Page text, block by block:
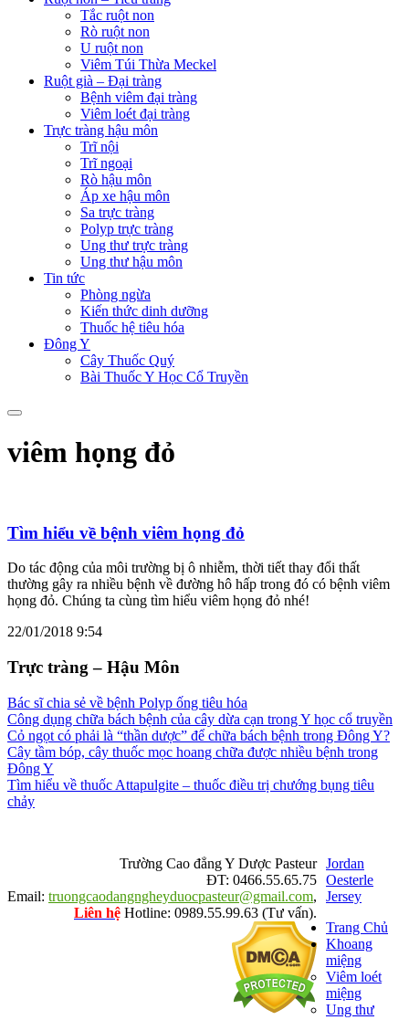
Tắc ruột non
Rò ruột non
U ruột non
Viêm Túi Thừa Meckel
Ruột già – Đại tràng
Bệnh viêm đại tràng
Viêm loét đại tràng
Trực tràng hậu môn
Trĩ nội
Trĩ ngoại
Rò hậu môn
Áp xe hậu môn
Sa trực tràng
Polyp trực tràng
Ung thư trực tràng
Ung thư hậu môn
Tin tức
Phòng ngừa
Kiến thức dinh dưỡng
Thuốc hệ tiêu hóa
Đông Y
Cây Thuốc Quý
Bài Thuốc Y Học Cổ Truyền
viêm họng đỏ
Tìm hiểu về bệnh viêm họng đỏ
Do tác động của môi trường bị ô nhiễm, thời tiết thay đổi thất
thường gây ra nhiều bệnh về đường hô hấp trong đó có bệnh viêm
họng đỏ. Chúng ta cùng tìm hiểu viêm họng đỏ nhé!
22/01/2018 9:54
Trực tràng – Hậu Môn
Bác sĩ chia sẻ về bệnh Polyp ống tiêu hóa
Công dụng chữa bách bệnh của cây dừa cạn trong Y học cổ truyền
Cỏ ngọt có phải là “thần dược” để chữa bách bệnh trong Đông Y?
Cây tầm bóp, cây thuốc mọc hoang chữa được nhiều bệnh trong
Đông Y
Tìm hiểu về thuốc Attapulgite – thuốc điều trị chướng bụng tiêu
chảy
Trường Cao đẳng Y Dược Pasteur
ĐT: 0466.55.65.75
Email: truongcaodangngheyduocpasteur@gmail.com,
Liên hệ Hotline: 0989.55.99.63 (Tư vấn).
Jordan
Oesterle
Jersey
Trang Chủ
Khoang
miệng
Viêm loét
miệng
Ung thư